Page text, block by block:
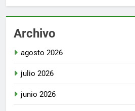
Archivo
agosto 2026
julio 2026
junio 2026